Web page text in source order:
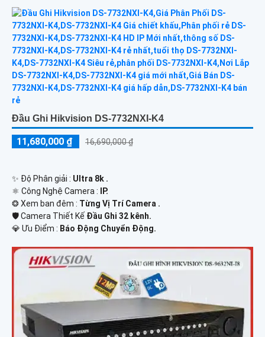
Đầu Ghi Hikvision DS-7732NXI-K4
11,680,000 ₫ 16,690,000 ₫
✨ Độ Phân giải : Ultra 8k .
⚛️ Công Nghệ Camera :
IP.
❂ Xem ban đêm : Từng Vị Trí Camera .
🛡 Camera Thiết Kế Đầu Ghi 32 kênh.
️💎 Ưu Điểm : Báo Động Chuyển Động.